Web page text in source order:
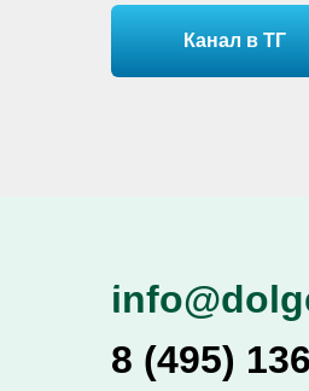
Канал в ТГ
8 (495)